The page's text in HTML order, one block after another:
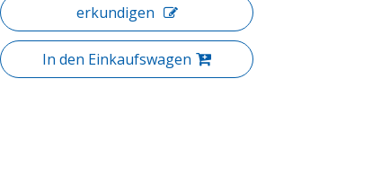
erkundigen
In den Einkaufswagen